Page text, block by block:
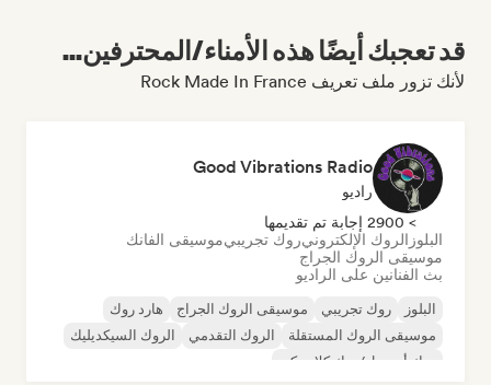
قد تعجبك أيضًا هذه الأمناء/المحترفين...
لأنك تزور ملف تعريف Rock Made In France
Good Vibrations Radio
راديو
> 2900 إجابة تم تقديمها
البلوز الروك الإلكترونيروك تجريبيموسيقى الفانك
موسيقى الروك الجراج
بث الفنانين على الراديو
البلوز روك تجريبي موسيقى الروك الجراج
هارد روك
موسيقى الروك المستقلة
الروك التقدمي
الروك السيكديليك
روك أند رول/روك كلاسيكي